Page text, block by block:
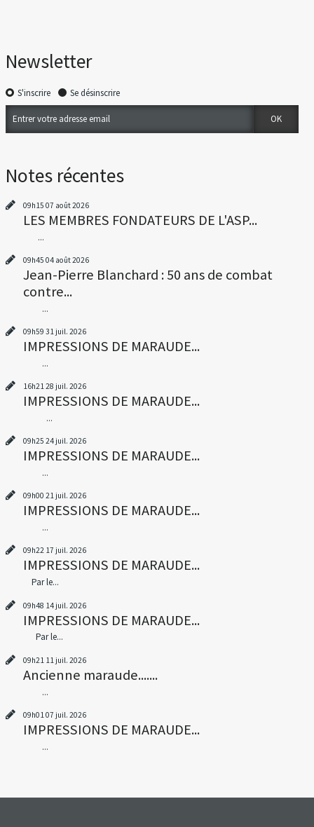
Newsletter
S'inscrire Se désinscrire
Notes récentes
09h15 07 août 2026
LES MEMBRES FONDATEURS DE L'ASP...
...
09h45 04 août 2026
Jean-Pierre Blanchard : 50 ans de combat
contre...
...
09h59 31 juil. 2026
IMPRESSIONS DE MARAUDE...
...
16h2128 juil. 2026
IMPRESSIONS DE MARAUDE...
...
09h25 24 juil. 2026
IMPRESSIONS DE MARAUDE...
...
09h00 21 juil. 2026
IMPRESSIONS DE MARAUDE...
...
09h22 17 juil. 2026
IMPRESSIONS DE MARAUDE...
Par le...
09h48 14 juil. 2026
IMPRESSIONS DE MARAUDE...
Par le...
09h21 11 juil. 2026
Ancienne maraude.......
...
09h01 07 juil. 2026
IMPRESSIONS DE MARAUDE...
...